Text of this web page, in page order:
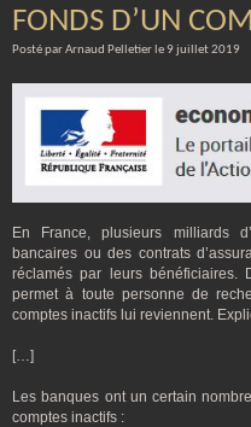
FONDS D’UN
Posté par Arnaud Pelletier le 9 juillet 2019
En France, plusieurs milliards
bancaires ou des contrats
réclamés par leurs bénéficiaires.
permet à toute personne de
comptes inactifs lui reviennent.
[…]
Les banques ont un certain
comptes inactifs :